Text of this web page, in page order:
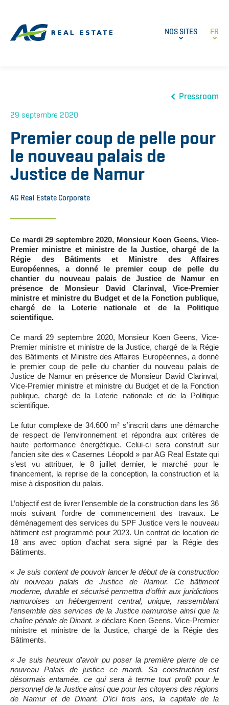
NOS SITES FR
Pressroom
29 septembre 2020
Premier coup de pelle pour
le nouveau palais de
Justice de Namur
AG Real Estate Corporate
Ce mardi 29 septembre 2020, Monsieur Koen Geens, Vice-
Premier ministre et ministre de la Justice, chargé de la
Régie des Bâtiments et Ministre des Affaires
Européennes, a donné le premier coup de pelle du
chantier du nouveau palais de Justice de Namur en
présence de Monsieur David Clarinval, Vice-Premier
ministre et ministre du Budget et de la Fonction publique,
chargé de la Loterie nationale et de la Politique
scientifique.
Ce mardi 29 septembre 2020, Monsieur Koen Geens, Vice-
Premier ministre et ministre de la Justice, chargé de la Régie
des Bâtiments et Ministre des Affaires Européennes, a donné
le premier coup de pelle du chantier du nouveau palais de
Justice de Namur en présence de Monsieur David Clarinval,
Vice-Premier ministre et ministre du Budget et de la Fonction
publique, chargé de la Loterie nationale et de la Politique
scientifique.
Le futur complexe de 34.600 m² s’inscrit dans une démarche
de respect de l’environnement et répondra aux critères de
haute performance énergétique. Celui-ci sera construit sur
l’ancien site des « Casernes Léopold » par AG Real Estate qui
s’est vu attribuer, le 8 juillet dernier, le marché pour le
financement, la reprise de la conception, la construction et la
mise à disposition du palais.
L’objectif est de livrer l’ensemble de la construction dans les 36
mois suivant l’ordre de commencement des travaux. Le
déménagement des services du SPF Justice vers le nouveau
bâtiment est programmé pour 2023. Un contrat de location de
18 ans avec option d’achat sera signé par la Régie des
Bâtiments.
« Je suis content de pouvoir lancer le début de la construction
du nouveau palais de Justice de Namur. Ce bâtiment
moderne, durable et sécurisé permettra d’offrir aux juridictions
namuroises un hébergement central, unique, rassemblant
l’ensemble des services de la Justice namuroise ainsi que la
chaîne pénale de Dinant. » déclare Koen Geens, Vice-Premier
ministre et ministre de la Justice, chargé de la Régie des
Bâtiments.
« Je suis heureux d’avoir pu poser la première pierre de ce
nouveau Palais de justice ce mardi. Sa construction est
désormais entamée, ce qui sera à terme tout profit pour le
personnel de la Justice ainsi que pour les citoyens des régions
de Namur et de Dinant. D’ici trois ans, la capitale de la